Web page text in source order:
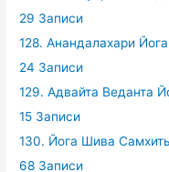
29 Записи
128. Анандалахари
24 Записи
129. Адвайта Веданта
15 Записи
130. Йога Шива
68 Записи